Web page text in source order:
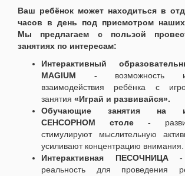
Ваш ребёнок может находиться в
часов в день под присмотром наших
Мы предлагаем с пользой
занятиях по интересам:
Интерактивный
MAGIUM - возможность
взаимодействия ребёнка с
занятия «Играй и развивайся».
Обучающие занятия на
СЕНСОРНОМ столе -
стимулируют мыслительную
усиливают концентрацию внимания.
Интерактивная ПЕСОЧНИЦА-
реальность для проведения